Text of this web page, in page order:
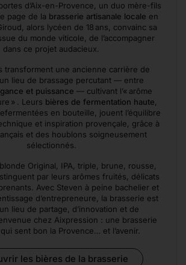
d’Aix-en-Provence, un duo mère-fils
page de la brasserie artisanale locale en
alors lycéen de 18 ans, convainc sa
du monde viticole, de l’accompagner
dans ce projet audacieux.
transforment une ancienne carrière de
lieu de brassage percutant — entre
et puissance — cultivant l’« arôme
» . Leurs bières de fermentation haute
en bouteille, jouent l’équilibre
et inspiration provençale, grâce à
et des houblons soigneusement
sélectionnés.
Original, IPA, triple, brune, rousse,
par leurs arômes fruités, délicats
Avec Steven à peine bachelier et
d’entrepreneure, la brasserie est
lieu de partage, d’innovation et de
chez Aixpression : une brasserie
sent bon la Provence… et l’avenir.
les bières de la brasserie